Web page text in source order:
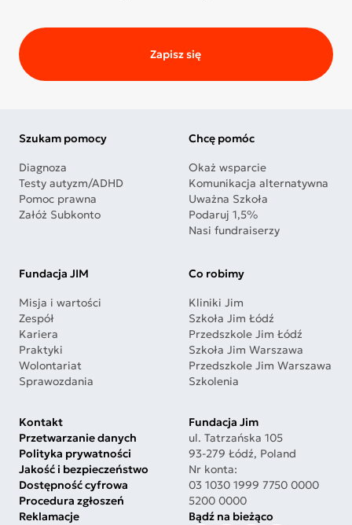
Zapisz się
Szukam pomocy
Diagnoza
Testy autyzm/ADHD
Pomoc prawna
Załóż Subkonto
Chcę pomóc
Okaż wsparcie
Komunikacja alternatywna
Uważna Szkoła
Podaruj 1,5%
Nasi fundraiserzy
Fundacja JIM
Misja i wartości
Zespół
Kariera
Praktyki
Wolontariat
Sprawozdania
Co robimy
Kliniki Jim
Szkoła Jim Łódź
Przedszkole Jim Łódź
Szkoła Jim Warszawa
Przedszkole Jim Warszawa
Szkolenia
Kontakt
Przetwarzanie danych
Polityka prywatności
Jakość i bezpieczeństwo
Dostępność cyfrowa
Procedura zgłoszeń
Reklamacje
Fundacja Jim
ul. Tatrzańska 105
93-279 Łódź, Poland
Nr konta:
03 1030 1999 7750 0000
5200 0000
Bądź na bieżąco